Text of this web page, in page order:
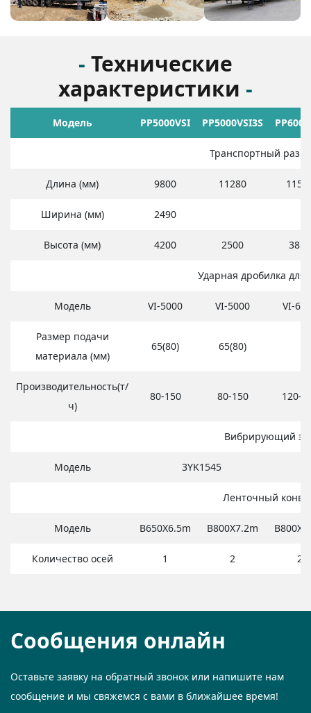
- Технические
характеристики -
Модель PP5000VSI PP5000VSI3S
Транспортный
Длина (мм) 9800 11280
Ширина (мм) 2490
Высота (мм) 4200 2500 3850
Ударная дробилка для
Модель VI-5000 VI-5000 VI-
Размер подачи
материала (мм)
65(80) 65(80)
Производительность(т/
ч)
80-150 80-150 120-
Вибрирующий
Модель 3YK1545
Ленточный
Модель B650X6.5m B800X7.2m
Количество осей 1 2 2
Сообщения онлайн
Оставьте заявку на обратный звонок или напишите нам
сообщение и мы свяжемся с вами в ближайшее время!